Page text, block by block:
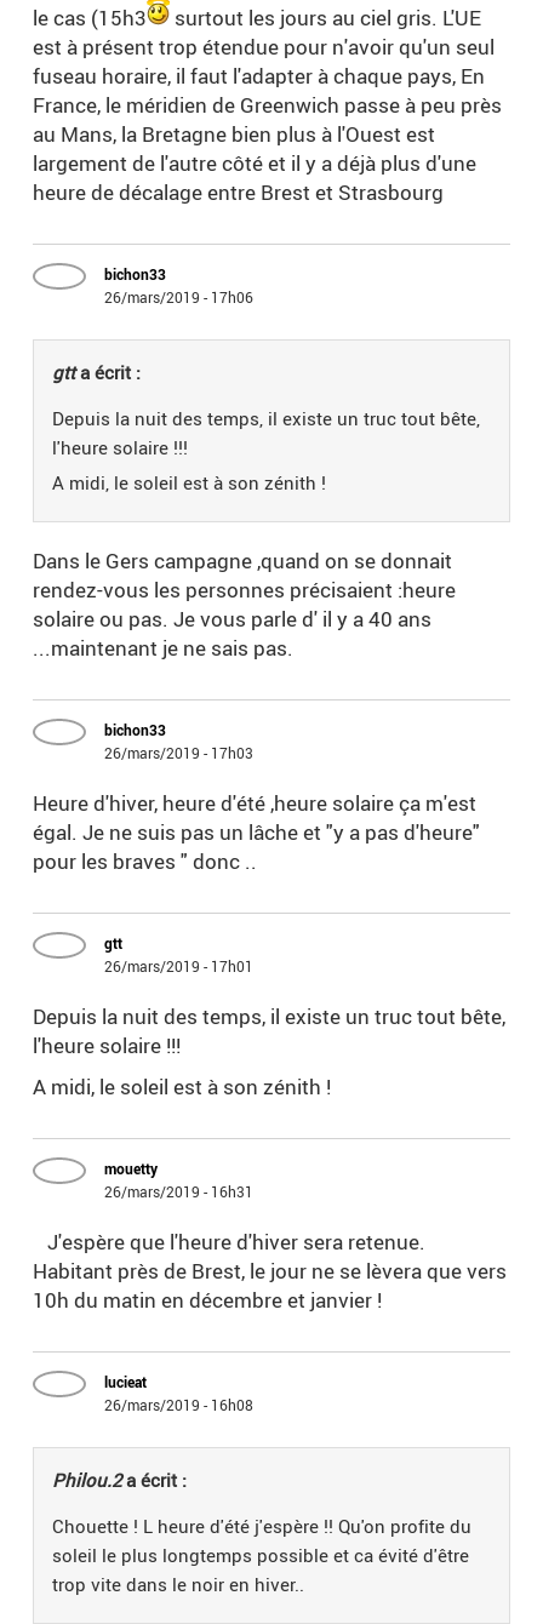
le cas (15h3
surtout les jours au ciel gris. L'UE
est à présent trop étendue pour n'avoir qu'un seul
fuseau horaire, il faut l'adapter à chaque pays, En
France, le méridien de Greenwich passe à peu près
au Mans, la Bretagne bien plus à l'Ouest est
largement de l'autre côté et il y a déjà plus d'une
heure de décalage entre Brest et Strasbourg
bichon33
26/mars/2019 - 17h06
gtta écrit :
Depuis la nuit des temps, il existe un truc tout bête,
l'heure solaire !!!
A midi, le soleil est à son zénith !
Dans le Gers campagne ,quand on se donnait
rendez-vous les personnes précisaient :heure
solaire ou pas. Je vous parle d' il y a 40 ans
...maintenant je ne sais pas.
bichon33
26/mars/2019 - 17h03
Heure d'hiver, heure d'été ,heure solaire ça m'est
égal. Je ne suis pas un lâche et "y a pas d'heure"
pour les braves " donc ..
gtt
26/mars/2019 - 17h01
Depuis la nuit des temps, il existe un truc tout bête,
l'heure solaire !!!
A midi, le soleil est à son zénith !
mouetty
26/mars/2019 - 16h31
J'espère que l'heure d'hiver sera retenue.
Habitant près de Brest, le jour ne se lèvera que vers
10h du matin en décembre et janvier !
lucieat
26/mars/2019 - 16h08
Philou.2a écrit :
Chouette ! L heure d'été j'espère !! Qu'on profite du
soleil le plus longtemps possible et ca évité d'être
trop vite dans le noir en hiver..